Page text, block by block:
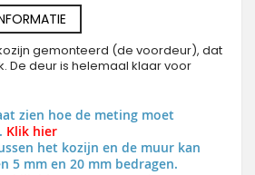
gemonteerd (de voordeur), dat
De deur is helemaal klaar voor
zien hoe de meting moet
Klik hier
het kozijn en de muur kan
5 mm en 20 mm bedragen.